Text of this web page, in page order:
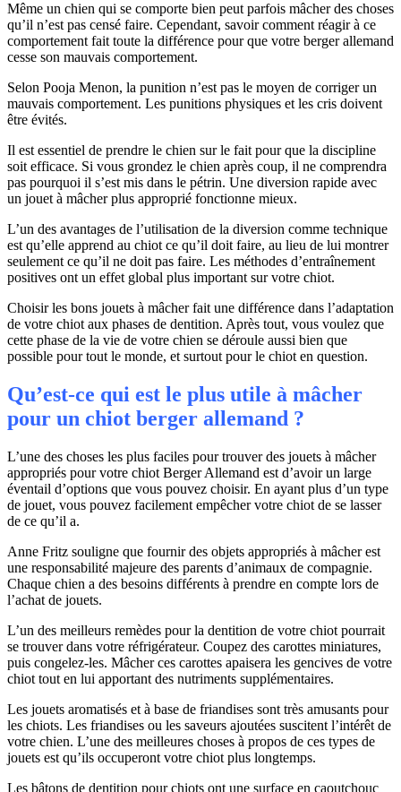
Même un chien qui se comporte bien peut parfois mâcher des choses
qu’il n’est pas censé faire. Cependant, savoir comment réagir à ce
comportement fait toute la différence pour que votre berger allemand
cesse son mauvais comportement.
Selon Pooja Menon, la punition n’est pas le moyen de corriger un
mauvais comportement. Les punitions physiques et les cris doivent
être évités.
Il est essentiel de prendre le chien sur le fait pour que la discipline
soit efficace. Si vous grondez le chien après coup, il ne comprendra
pas pourquoi il s’est mis dans le pétrin. Une diversion rapide avec
un jouet à mâcher plus approprié fonctionne mieux.
L’un des avantages de l’utilisation de la diversion comme technique
est qu’elle apprend au chiot ce qu’il doit faire, au lieu de lui montrer
seulement ce qu’il ne doit pas faire. Les méthodes d’entraînement
positives ont un effet global plus important sur votre chiot.
Choisir les bons jouets à mâcher fait une différence dans l’adaptation
de votre chiot aux phases de dentition. Après tout, vous voulez que
cette phase de la vie de votre chien se déroule aussi bien que
possible pour tout le monde, et surtout pour le chiot en question.
Qu’est-ce qui est le plus utile à mâcher
pour un chiot berger allemand ?
L’une des choses les plus faciles pour trouver des jouets à mâcher
appropriés pour votre chiot Berger Allemand est d’avoir un large
éventail d’options que vous pouvez choisir. En ayant plus d’un type
de jouet, vous pouvez facilement empêcher votre chiot de se lasser
de ce qu’il a.
Anne Fritz souligne que fournir des objets appropriés à mâcher est
une responsabilité majeure des parents d’animaux de compagnie.
Chaque chien a des besoins différents à prendre en compte lors de
l’achat de jouets.
L’un des meilleurs remèdes pour la dentition de votre chiot pourrait
se trouver dans votre réfrigérateur. Coupez des carottes miniatures,
puis congelez-les. Mâcher ces carottes apaisera les gencives de votre
chiot tout en lui apportant des nutriments supplémentaires.
Les jouets aromatisés et à base de friandises sont très amusants pour
les chiots. Les friandises ou les saveurs ajoutées suscitent l’intérêt de
votre chien. L’une des meilleures choses à propos de ces types de
jouets est qu’ils occuperont votre chiot plus longtemps.
Les bâtons de dentition pour chiots ont une surface en caoutchouc